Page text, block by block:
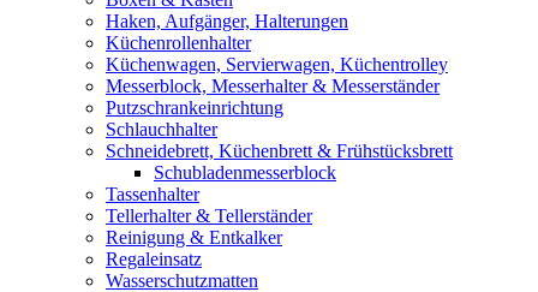
Haken, Aufgänger, Halterungen
Küchenrollenhalter
Küchenwagen, Servierwagen, Küchentrolley
Messerblock, Messerhalter & Messerständer
Putzschrankeinrichtung
Schlauchhalter
Schneidebrett, Küchenbrett & Frühstücksbrett
Schubladenmesserblock
Tassenhalter
Tellerhalter & Tellerständer
Reinigung & Entkalker
Regaleinsatz
Wasserschutzmatten